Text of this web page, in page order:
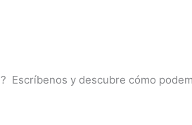
y descubre cómo